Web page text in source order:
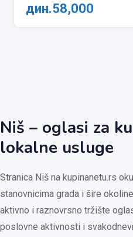
дин.58,000
Niš – oglasi za
lokalne usluge
Stranica Niš na kupinanetu.rs
stanovnicima grada i šire
aktivno i raznovrsno tržište
poslovne aktivnosti i